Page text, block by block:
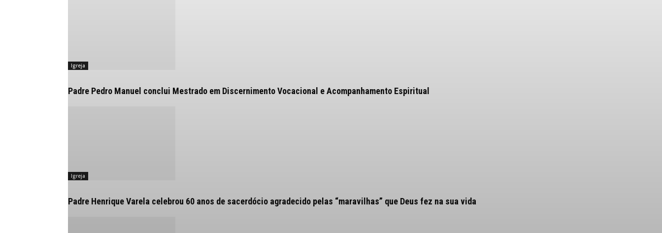
Igreja
Padre Pedro Manuel conclui Mestrado em Discernimento Vocacional e Acompanhamento Espiritual
Igreja
Padre Henrique Varela celebrou 60 anos de sacerdócio agradecido pelas “maravilhas” que Deus fez na sua vida